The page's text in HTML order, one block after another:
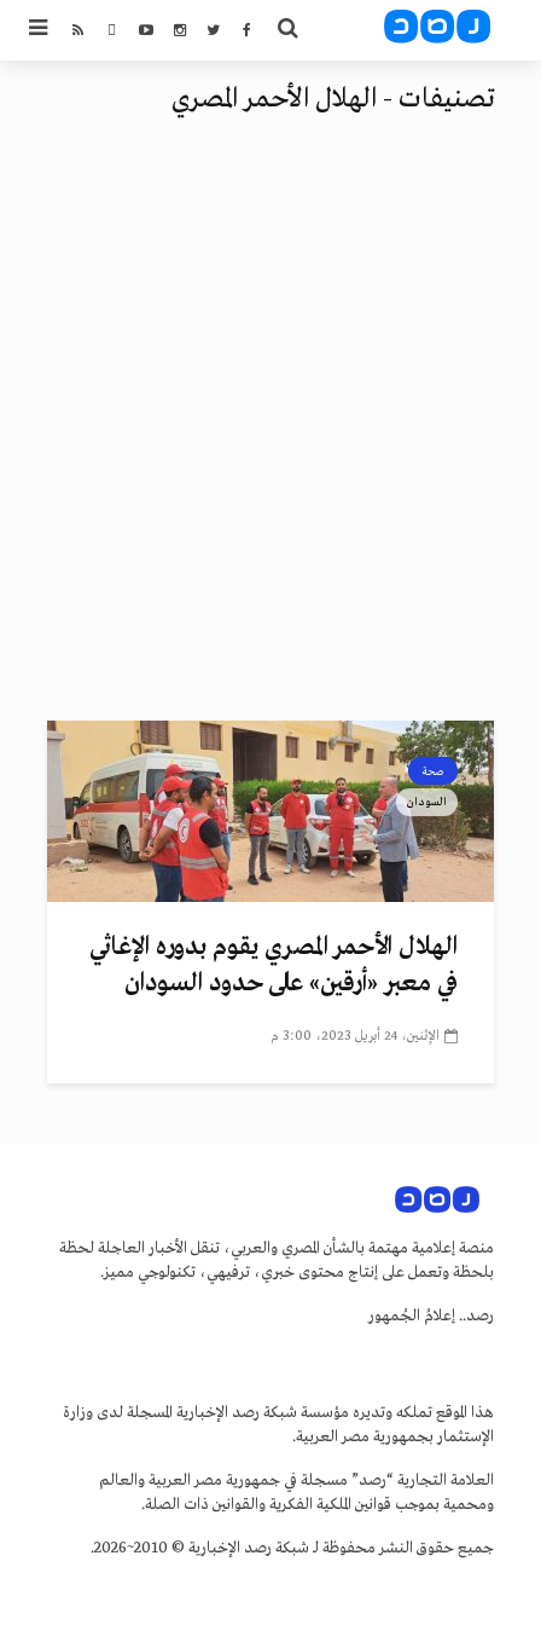
تصنيفات - الهلال الأحمر المصري
صحة
السودان
الهلال الأحمر المصري يقوم بدوره الإغاثي
في معبر «أرقين» على حدود السودان
الإثنين، 24 أبريل 2023، 3:00 م
منصة إعلامية مهتمة بالشأن المصري والعربي، تنقل الأخبار العاجلة لحظة
بلحظة وتعمل على إنتاج محتوى خبري، ترفيهي، تكنولوجي مميز.
رصد.. إعلامُ الجُمهور
هذا الموقع تملكه وتديره مؤسسة شبكة رصد الإخبارية المسجلة لدى وزارة
الإستثمار بجمهورية مصر العربية.
العلامة التجارية “رصد” مسجلة في جمهورية مصر العربية والعالم
ومحمية بموجب قوانين الملكية الفكرية والقوانين ذات الصلة.
جميع حقوق النشر محفوظة لـ شبكة رصد الإخبارية © 2010~2026.